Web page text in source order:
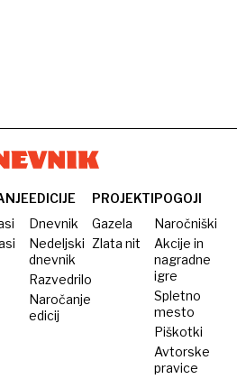
EDICIJE
Dnevnik
Nedeljski
dnevnik
Razvedrilo
Naročanje
edicij
PROJEKTI
Gazela
Zlata nit
POGOJI
Naročniški
Akcije in
nagradne
igre
Spletno
mesto
Piškotki
Avtorske
pravice